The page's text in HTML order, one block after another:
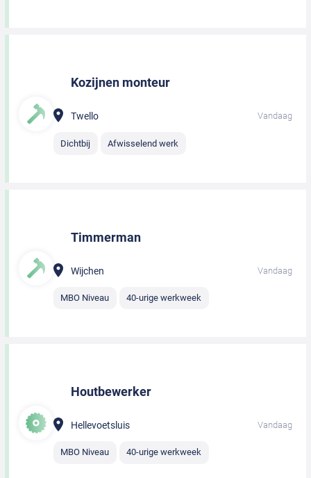
Kozijnen monteur
Twello Vandaag
Dichtbij Afwisselend werk
Timmerman
Wijchen Vandaag
MBO Niveau 40-urige werkweek
Houtbewerker
Hellevoetsluis Vandaag
MBO Niveau 40-urige werkweek